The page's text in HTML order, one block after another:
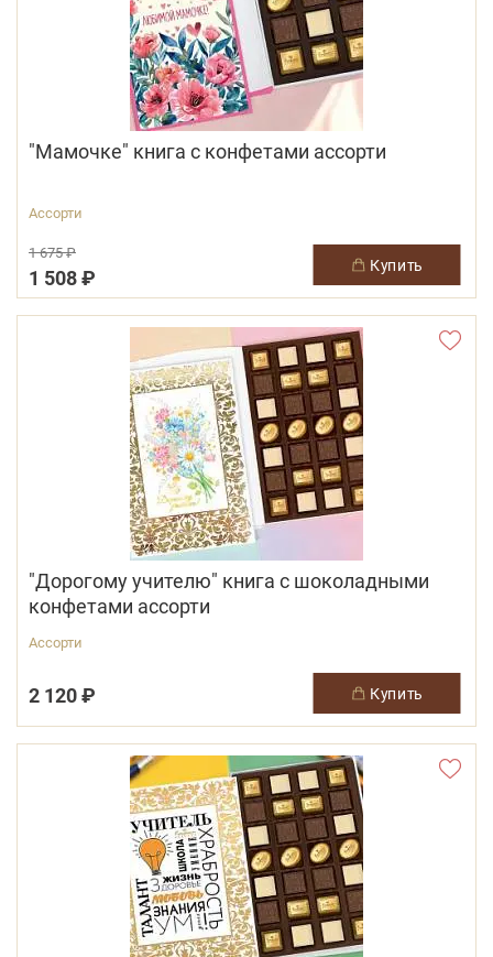
"Мамочке" книга с конфетами ассорти
Ассорти
1 675 ₽
1 508 ₽
купить
"Дорогому учителю" книга с шоколадными
конфетами ассорти
Ассорти
2 120 ₽ купить